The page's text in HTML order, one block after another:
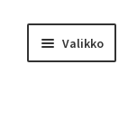
Valikko